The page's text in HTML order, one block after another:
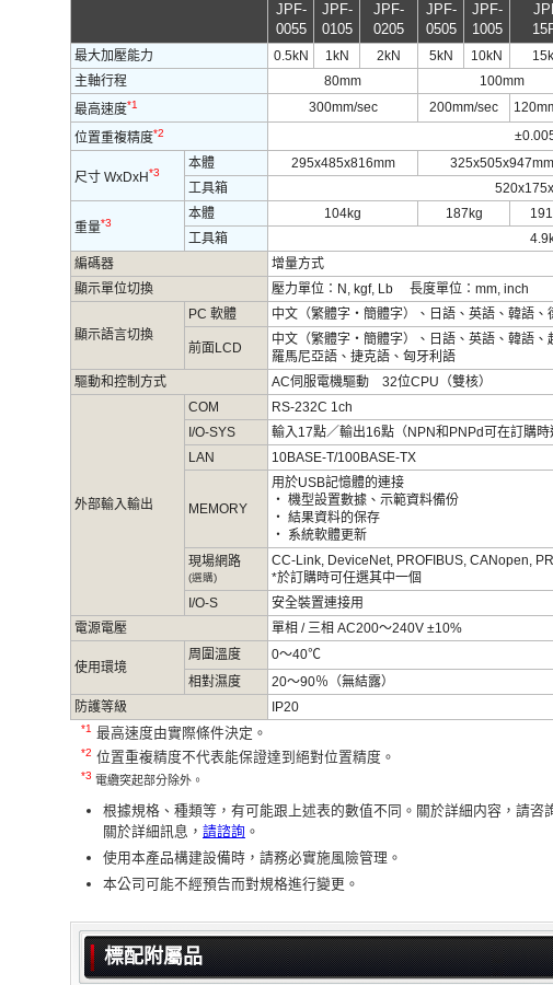
JPF-
0055
JPF-
0105
JPF-
0205
JPF-
0505
JPF-
1005
最大加壓能力 0.5kN 1kN 2kN 5kN 10kN
主軸行程
80mm
100mm
最高速度*1 300mm/sec 200mm/sec
位置重複精度*2
尺寸 WxDxH*3
本體 295x485x816mm
325x505x947mm
工具箱
重量*3
本體 104kg 187kg
工具箱
編碼器
增量方式
顯示單位切換
壓力單位：N, kgf, Lb 長度單位：mm, inch
顯示語言切換
PC 軟體 中文（繁體字・簡體字）、日語、英語、韓語、
前面LCD
中文（繁體字・簡體字）、日語、英語、韓語
羅馬尼亞語、捷克語、匈牙利語
驅動和控制方式
AC伺服電機驅動 32位CPU（雙核）
外部輸入輸出
COM
RS-232C 1ch
I/O-SYS
輸入17點／輸出16點（NPN和PNPd可在訂購
LAN
10BASE-T/100BASE-TX
MEMORY
用於USB記憶體的連接
・ 機型設置數據、示範資料備份
・ 結果資料的保存
・ 系統軟體更新
現場網路
(選購)
CC-Link, DeviceNet, PROFIBUS, CANopen,
*於訂購時可任選其中一個
I/O-S
安全裝置連接用
電源電壓
單相 / 三相 AC200～240V ±10%
使用環境
周圍溫度
0～40℃
相對濕度
20～90％（無結露）
防護等級
IP20
*1 最高速度由實際條件決定。
*2 位置重複精度不代表能保證達到絕對位置精度。
*3 電纜突起部分除外。
根據規格、種類等，有可能跟上述表的數值不同。關於詳細内容，請咨
關於詳細訊息， 請諮詢 。
使用本產品構建設備時，請務必實施風險管理。
本公司可能不經預告而對規格進行變更。
標配附屬品